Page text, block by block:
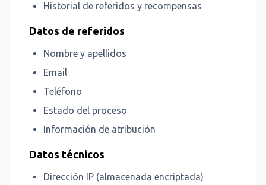
Historial de referidos y recompensas
Datos de referidos
Nombre y apellidos
Email
Teléfono
Estado del proceso
Información de atribución
Datos técnicos
Dirección IP (almacenada encriptada)